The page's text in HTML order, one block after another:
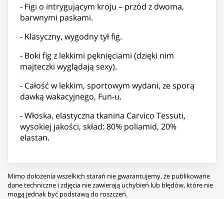
- Figi o intrygującym kroju – przód z dwoma,
barwnymi paskami.
- Klasyczny, wygodny tył fig.
- Boki fig z lekkimi pęknięciami (dzięki nim
majteczki wyglądają sexy).
- Całość w lekkim, sportowym wydani, ze sporą
dawką wakacyjnego, Fun-u.
- Włoska, elastyczna tkanina Carvico Tessuti,
wysokiej jakości, skład: 80% poliamid, 20%
elastan.
Mimo dołożenia wszelkich starań nie gwarantujemy, że publikowane
dane techniczne i zdjęcia nie zawierają uchybień lub błędów, które nie
mogą jednak być podstawą do roszczeń.